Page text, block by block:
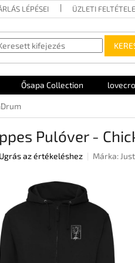
LÉPÉSEI ÜZLETI
Ősapa Collection
Pulóver -
Ugrás az értékeléshez Márka: